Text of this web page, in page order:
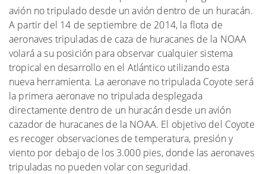
avión no tripulado desde un avión dentro de un huracán.
A partir del 14 de septiembre de 2014, la flota de
aeronaves tripuladas de caza de huracanes de la NOAA
volará a su posición para observar cualquier sistema
tropical en desarrollo en el Atlántico utilizando esta
nueva herramienta. La aeronave no tripulada Coyote será
la primera aeronave no tripulada desplegada
directamente dentro de un huracán desde un avión
cazador de huracanes de la NOAA. El objetivo del Coyote
es recoger observaciones de temperatura, presión y
viento por debajo de los 3.000 pies, donde las aeronaves
tripuladas no pueden volar con seguridad.